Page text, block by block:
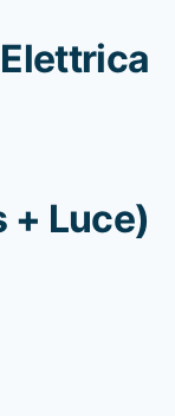
+ Luce)